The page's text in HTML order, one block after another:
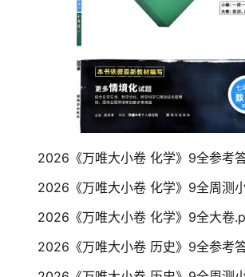
2026《万唯大小卷 化学》9全参考
2026《万唯大小卷 化学》9全周测
2026《万唯大小卷 化学》9全大卷
2026《万唯大小卷 历史》9全参考